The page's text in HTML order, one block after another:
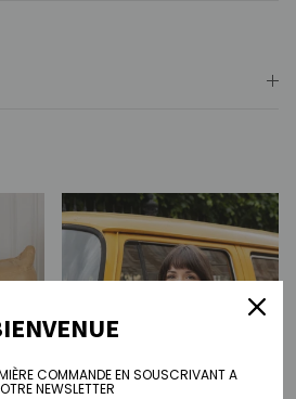
COMMANDE EN SOUSCRIVANT A
NEWSLETTER